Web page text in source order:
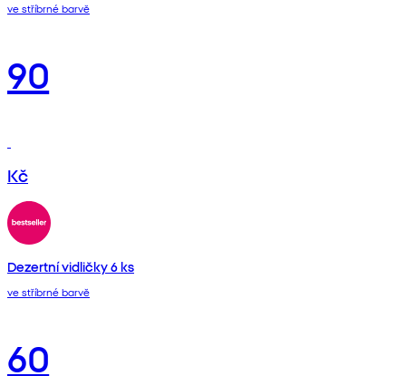
ve stříbrné barvě
90
Kč
Dezertní vidličky 6 ks
ve stříbrné barvě
60